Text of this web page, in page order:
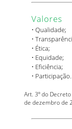
Valores
• Qualidade;
•
• Ética;
• Equidade;
• Eficiência;
• Participação.
Art. 3º do
de dezembro de